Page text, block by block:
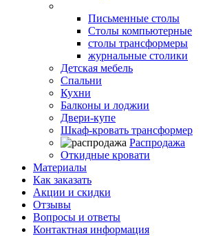
Письменные столы
Столы компьютерные
столы трансформеры
журнальные столики
Детская мебель
Спальни
Кухни
Балконы и лоджии
Двери-купе
Шкаф-кровать трансформер
Распродажа
Откидные кровати
Материалы
Как заказать
Акции и скидки
Отзывы
Вопросы и ответы
Контактная информация